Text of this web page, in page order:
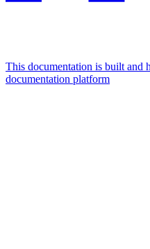
This documentation is built and
documentation platform